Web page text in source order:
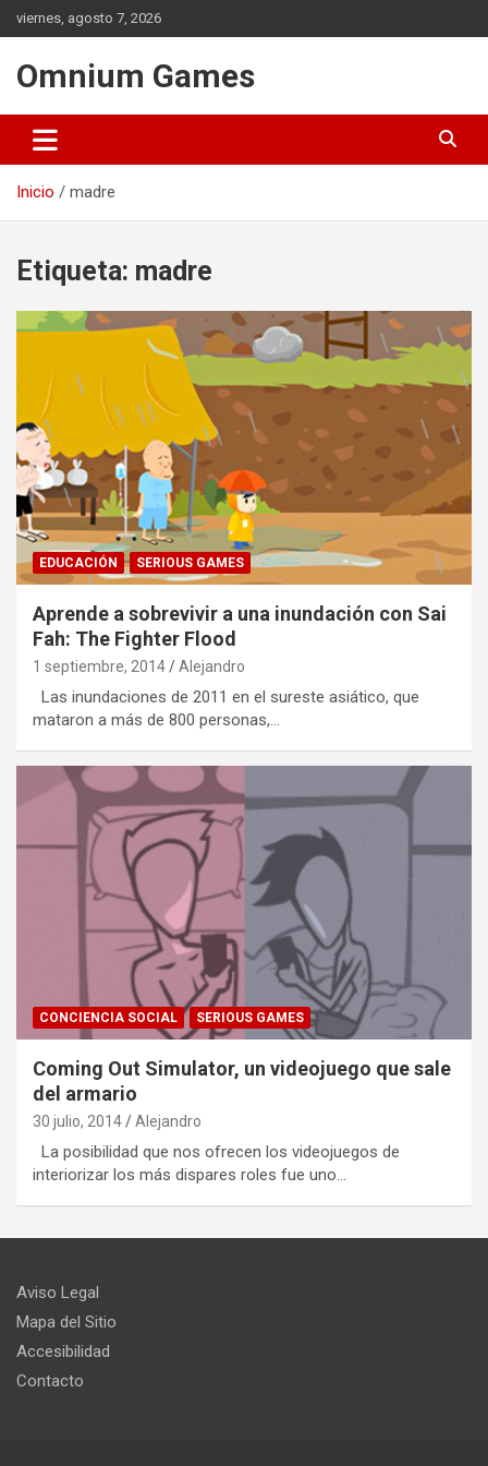
Saltar
al
viernes, agosto 7, 2026
Omnium Games
Inicio madre
Etiqueta: madre
EDUCACIÓN SERIOUS GAMES
Aprende a sobrevivir a una inundación con Sai
Fah: The Fighter Flood
1 septiembre, 2014 Alejandro
Las inundaciones de 2011 en el sureste asiático, que
mataron a más de 800 personas,…
CONCIENCIA SOCIAL SERIOUS GAMES
Coming Out Simulator, un videojuego que sale
del armario
30 julio, 2014 Alejandro
La posibilidad que nos ofrecen los videojuegos de
interiorizar los más dispares roles fue uno…
Aviso Legal
Mapa del Sitio
Accesibilidad
Contacto